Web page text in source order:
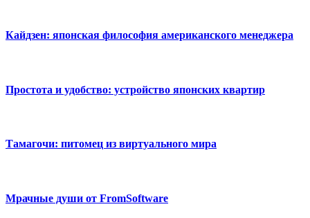
Кайдзен: японская философия американского менеджера
Простота и удобство: устройство японских квартир
Тамагочи: питомец из виртуального мира
Мрачные души от FromSoftware